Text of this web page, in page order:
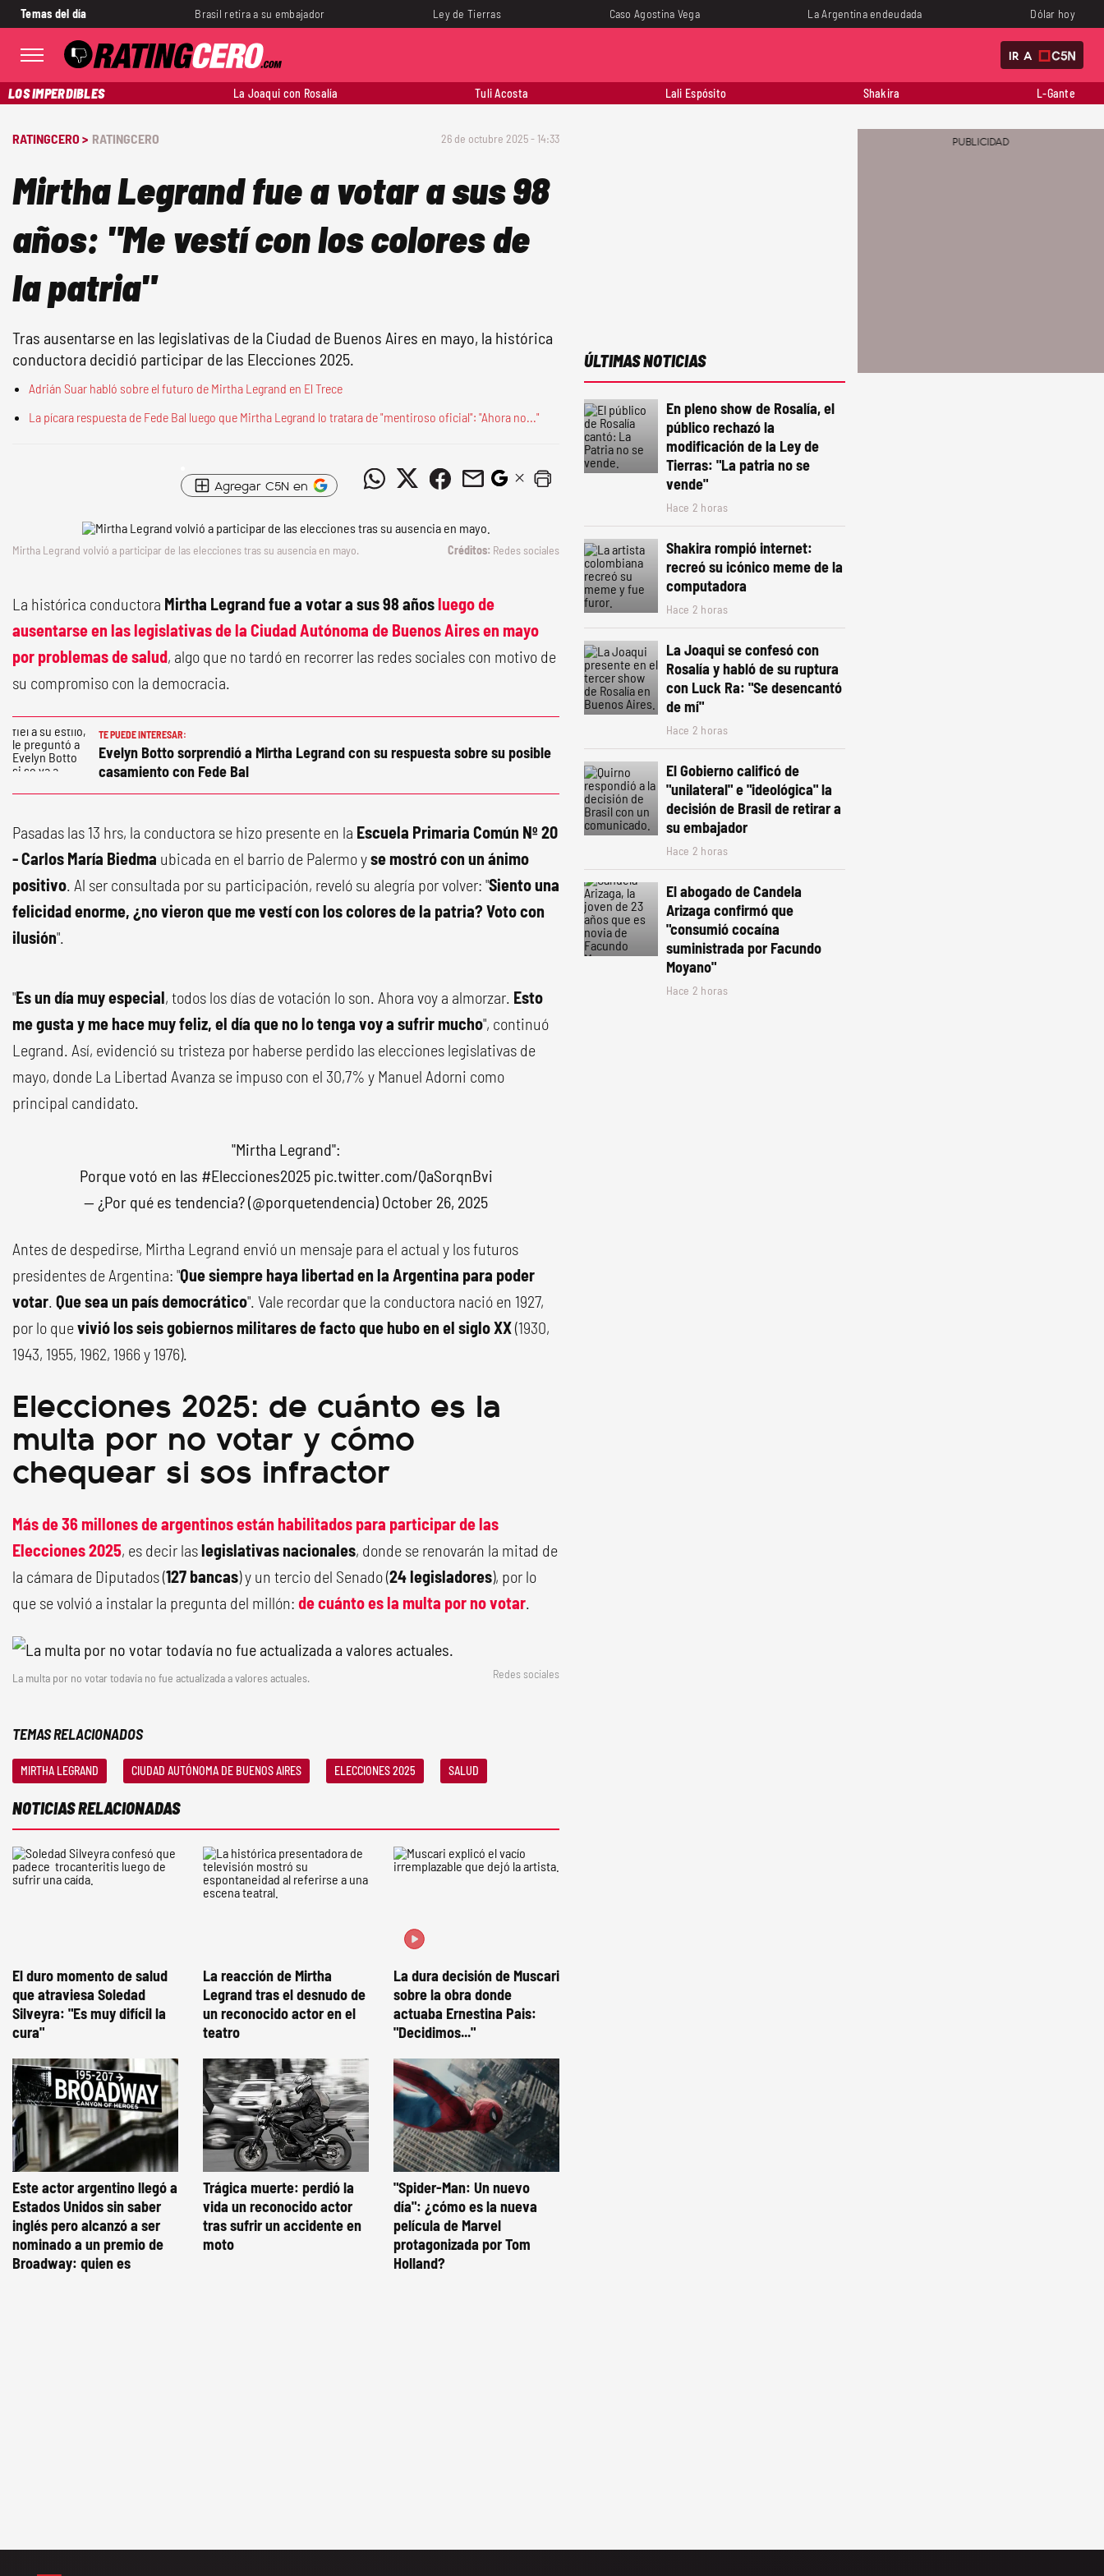
Temas del día Brasil retira a su embajador Ley de Tierras Caso Agostina Vega La Argentina endeudada Dólar hoy
IR A
LOS IMPERDIBLES La Joaqui con Rosalía Tuli Acosta Lali Espósito Shakira L-Gante
RATINGCERO > RATINGCERO 26 de octubre 2025 - 14:33
Mirtha Legrand fue a votar a sus 98
años: "Me vestí con los colores de
la patria"
Tras ausentarse en las legislativas de la Ciudad de Buenos Aires en mayo, la histórica
conductora decidió participar de las Elecciones 2025.
Adrián Suar habló sobre el futuro de Mirtha Legrand en El Trece
La pícara respuesta de Fede Bal luego que Mirtha Legrand lo tratara de "mentiroso oficial": "Ahora no..."
Agregar C5N en
Mirtha Legrand volvió a participar de las elecciones tras su ausencia en mayo. Redes sociales
La histórica conductora Mirtha Legrand fue a votar a sus 98 añosluego de
ausentarse en las legislativas de la Ciudad Autónoma de Buenos Airesen mayo
por problemas desalud, algo que no tardó en recorrer las redes sociales con motivo de
su compromiso con la democracia.
TE PUEDE INTERESAR:
Evelyn Botto sorprendió a Mirtha Legrand con su respuesta sobre su posible
casamiento con Fede Bal
Pasadas las 13 hrs, la conductora se hizo presente en la Escuela Primaria Común Nº 20
- Carlos María Biedma ubicada en el barrio de Palermo yse mostró con un ánimo
positivo. Al ser consultada por su participación, reveló su alegría por volver: "Siento una
felicidad enorme, ¿no vieron que me vestí con los colores de la patria? Voto con
ilusión".
"Es un día muy especial, todos los días de votación lo son. Ahora voy a almorzar. Esto
me gusta y me hace muy feliz, el día que no lo tenga voy a sufrir mucho", continuó
Legrand. Así, evidenció su tristeza por haberse perdido las elecciones legislativas de
mayo, donde La Libertad Avanza se impuso con el 30,7% y Manuel Adorni como
principal candidato.
"Mirtha Legrand":
Porque votó en las #Elecciones2025 pic.twitter.com/QaSorqnBvi
— ¿Por qué es tendencia? (@porquetendencia) October 26, 2025
Antes de despedirse, Mirtha Legrand envió un mensaje para el actual y los futuros
presidentes de Argentina: "Que siempre haya libertad en la Argentina para poder
votar. Que sea un país democrático". Vale recordar que la conductora nació en 1927,
por lo quevivió los seis gobiernos militares de facto que hubo en el siglo XX(1930,
1943, 1955, 1962, 1966 y 1976).
Elecciones 2025: de cuánto es la
multa por no votar y cómo
chequear si sos infractor
Más de 36 millones de argentinos están habilitados para participar de las
Elecciones 2025, es decir laslegislativas nacionales, donde se renovarán la mitad de
la cámara de Diputados (127 bancas) y un tercio del Senado (24 legisladores), por lo
que se volvió a instalar la pregunta del millón: de cuánto es la multa por no votar.
La multa por no votar todavía no fue actualizada a valores actuales. Redes sociales
TEMAS RELACIONADOS
MIRTHA LEGRAND CIUDAD AUTÓNOMA DE BUENOS AIRES ELECCIONES 2025 SALUD
NOTICIAS RELACIONADAS
El duro momento de salud
que atraviesa Soledad
Silveyra: "Es muy difícil la
cura"
La reacción de Mirtha
Legrand tras el desnudo de
un reconocido actor en el
teatro
La dura decisión de Muscari
sobre la obra donde
actuaba Ernestina Pais:
"Decidimos..."
Este actor argentino llegó a
Estados Unidos sin saber
inglés pero alcanzó a ser
nominado a un premio de
Broadway: quien es
Trágica muerte: perdió la
vida un reconocido actor
tras sufrir un accidente en
moto
"Spider-Man: Un nuevo
día": ¿cómo es la nueva
película de Marvel
protagonizada por Tom
Holland?
ÚLTIMAS NOTICIAS
En pleno show de Rosalía, el
público rechazó la
modificación de la Ley de
Tierras: "La patria no se
vende"
Hace 2 horas
Shakira rompió internet:
recreó su icónico meme de la
computadora
Hace 2 horas
La Joaqui se confesó con
Rosalía y habló de su ruptura
con Luck Ra: "Se desencantó
de mí"
Hace 2 horas
El Gobierno calificó de
"unilateral" e "ideológica" la
decisión de Brasil de retirar a
su embajador
Hace 2 horas
El abogado de Candela
Arizaga confirmó que
"consumió cocaína
suministrada por Facundo
Moyano"
Hace 2 horas